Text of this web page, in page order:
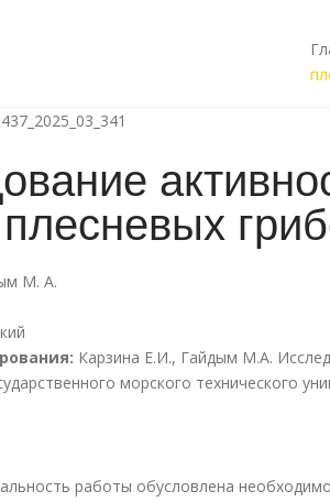
М. А.
Карзина Е.И., Гайдым М.А.
морского технического
работы обусловлена